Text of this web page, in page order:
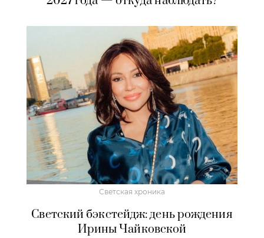
Светская хроника
Светский бэкстейдж: день рождения
Ирины Чайковской